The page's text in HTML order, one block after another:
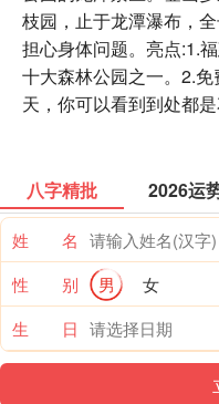
枝园，止于龙潭瀑布，
担心身体问题。亮点:1.
十大森林公园之一。2.
天，你可以看到到处都是
八字精批 2026运
姓 名
性 别
男
女
生 日